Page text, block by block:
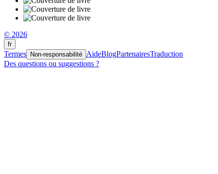
© 2026
fr
Termes Non-responsabilité AideBlogPartenairesTraduction
Des questions ou suggestions ?